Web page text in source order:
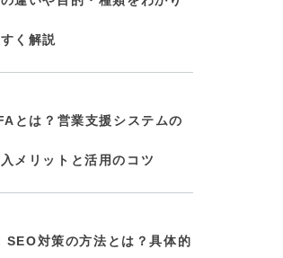
く解説
とは？営業支援システムの
メリットと活用のコツ
SEO対策の方法とは？具体的